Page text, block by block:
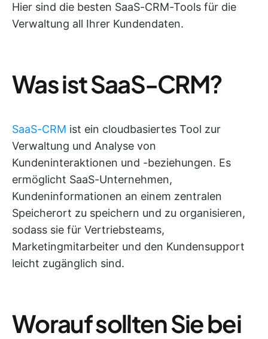
Hier sind die besten SaaS-CRM-Tools für die
Verwaltung all Ihrer Kundendaten.
Was ist SaaS-CRM?
SaaS-CRM ist ein cloudbasiertes Tool zur
Verwaltung und Analyse von
Kundeninteraktionen und -beziehungen. Es
ermöglicht SaaS-Unternehmen,
Kundeninformationen an einem zentralen
Speicherort zu speichern und zu organisieren,
sodass sie für Vertriebsteams,
Marketingmitarbeiter und den Kundensupport
leicht zugänglich sind.
Worauf sollten Sie bei